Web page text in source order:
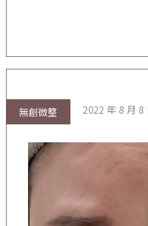
無創微整 2022 年 8 月 8